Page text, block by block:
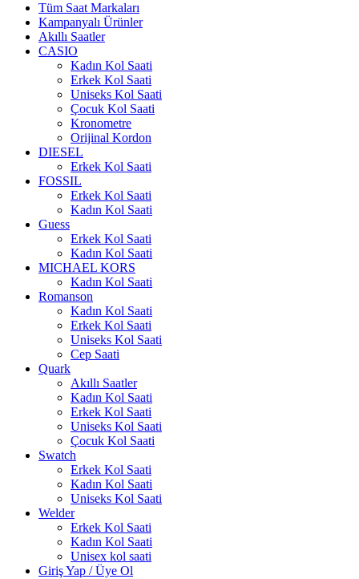
Tüm Saat Markaları
Kampanyalı Ürünler
Akıllı Saatler
CASIO
Kadın Kol Saati
Erkek Kol Saati
Uniseks Kol Saati
Çocuk Kol Saati
Kronometre
Orijinal Kordon
DIESEL
Erkek Kol Saati
FOSSIL
Erkek Kol Saati
Kadın Kol Saati
Guess
Erkek Kol Saati
Kadın Kol Saati
MICHAEL KORS
Kadın Kol Saati
Romanson
Kadın Kol Saati
Erkek Kol Saati
Uniseks Kol Saati
Cep Saati
Quark
Akıllı Saatler
Kadın Kol Saati
Erkek Kol Saati
Uniseks Kol Saati
Çocuk Kol Saati
Swatch
Erkek Kol Saati
Kadın Kol Saati
Uniseks Kol Saati
Welder
Erkek Kol Saati
Kadın Kol Saati
Unisex kol saati
Giriş Yap / Üye Ol